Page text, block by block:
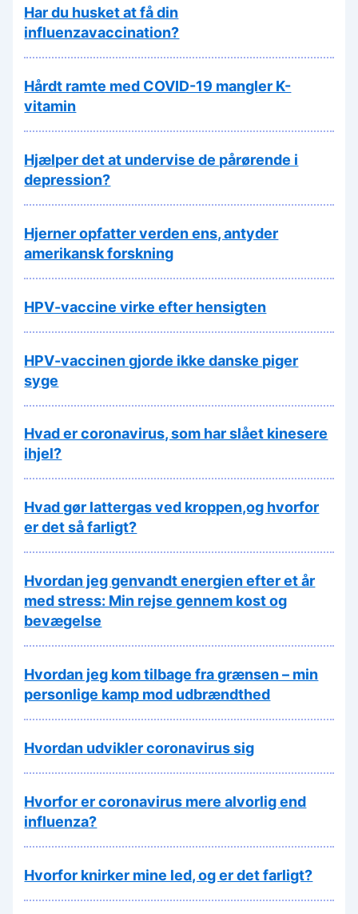
Har du husket at få din
influenzavaccination?
Hårdt ramte med COVID-19 mangler K-
vitamin
Hjælper det at undervise de pårørende i
depression?
Hjerner opfatter verden ens, antyder
amerikansk forskning
HPV-vaccine virke efter hensigten
HPV-vaccinen gjorde ikke danske piger
syge
Hvad er coronavirus, som har slået kinesere
ihjel?
Hvad gør lattergas ved kroppen,og hvorfor
er det så farligt?
Hvordan jeg genvandt energien efter et år
med stress: Min rejse gennem kost og
bevægelse
Hvordan jeg kom tilbage fra grænsen – min
personlige kamp mod udbrændthed
Hvordan udvikler coronavirus sig
Hvorfor er coronavirus mere alvorlig end
influenza?
Hvorfor knirker mine led, og er det farligt?